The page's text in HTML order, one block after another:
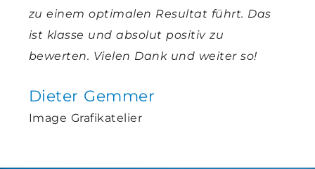
zu einem optimalen Resultat führt. Das
ist klasse und absolut positiv zu
bewerten. Vielen Dank und weiter so!
Dieter Gemmer
Image Grafikatelier